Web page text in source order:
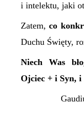
i intelektu, jaki
Zatem,co
Duchu Święty,
Niech Was
Ojciec + i Syn, i